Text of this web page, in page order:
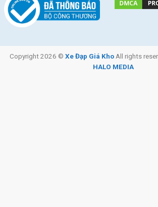
Copyright 2026 © Xe Đạp Giá KhoAll rights
HALO MEDIA